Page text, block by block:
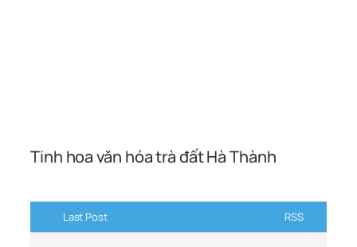
Tinh hoa văn hóa trà đất Hà Thành
Last Post RSS